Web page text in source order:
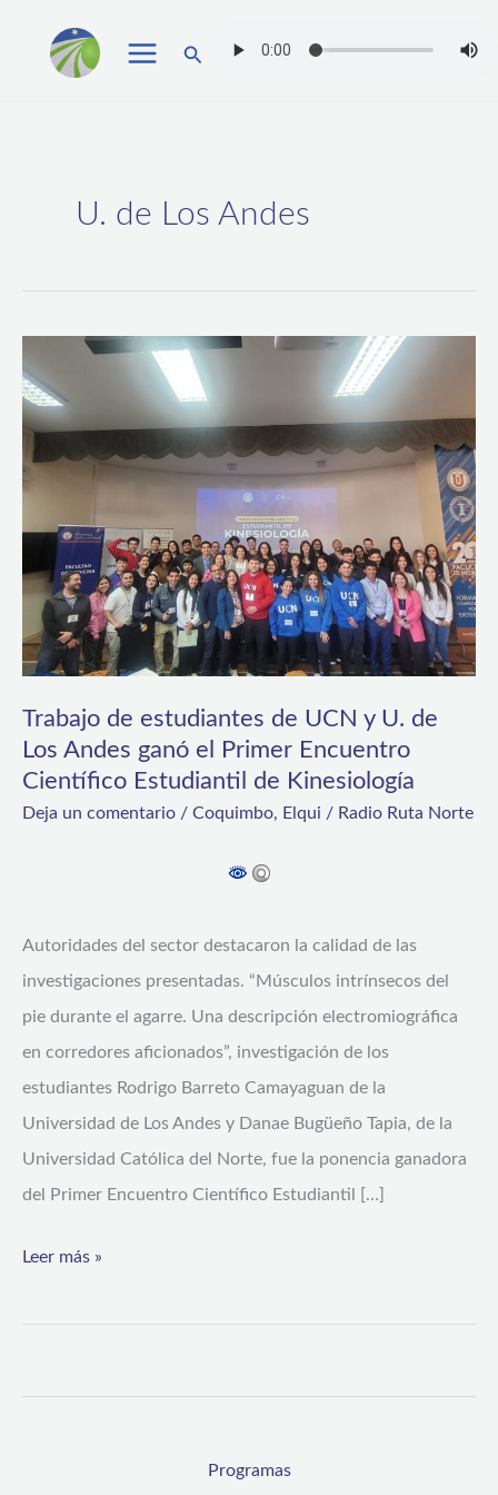
Buscar
U. de Los Andes
Trabajo de estudiantes de UCN y U. de
Los Andes ganó el Primer Encuentro
Científico Estudiantil de Kinesiología
Deja un comentario / Coquimbo, Elqui / Radio Ruta Norte
Autoridades del sector destacaron la calidad de las
investigaciones presentadas. “Músculos intrínsecos del
pie durante el agarre. Una descripción electromiográfica
en corredores aficionados”, investigación de los
estudiantes Rodrigo Barreto Camayaguan de la
Universidad de Los Andes y Danae Bugüeño Tapia, de la
Universidad Católica del Norte, fue la ponencia ganadora
del Primer Encuentro Científico Estudiantil […]
de
estudiantes
de
UCN
y
Los
Andes
ganó
el
Primer
Encuentro
Leer más »
Programas